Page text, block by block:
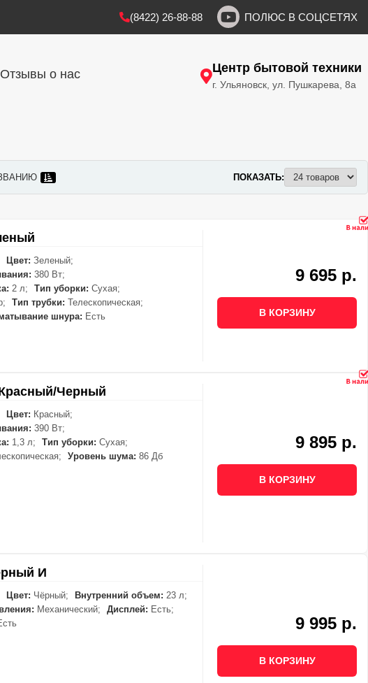
(8422) 26-88-88 ПОЛЮС В СОЦСЕТЯХ
Отзывы о нас Центр бытовой техники
г. Ульяновск, ул. Пушкарева, 8а
ПОКАЗАТЬ:
Цвет: Зеленый;
380 Вт;
2 л; Тип уборки: Сухая;
Тип трубки: Телескопическая;
шнура: Есть
9 695 р.
В КОРЗИНУ
Красный/Черный
Цвет: Красный;
390 Вт;
1,3 л; Тип уборки: Сухая;
Уровень шума: 86 Дб
9 895 р.
В КОРЗИНУ
И
Цвет: Чёрный; Внутренний объем: 23 л;
Механический; Дисплей: Есть;
9 995 р.
В КОРЗИНУ